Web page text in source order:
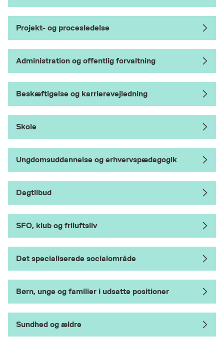
Projekt- og procesledelse
Administration og offentlig forvaltning
Beskæftigelse og karrierevejledning
Skole
Ungdomsuddannelse og erhvervspædagogik
Dagtilbud
SFO, klub og friluftsliv
Det specialiserede socialområde
Børn, unge og familier i udsatte positioner
Sundhed og ældre